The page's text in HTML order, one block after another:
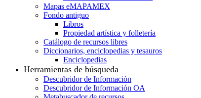
Mapas eMAPAMEX
Fondo antiguo
Libros
Propiedad artística y folletería
Catálogo de recursos libres
Diccionarios, enciclopedias y tesauros
Enciclopedias
Herramientas de búsqueda
Descubridor de Información
Descubridor de Información OA